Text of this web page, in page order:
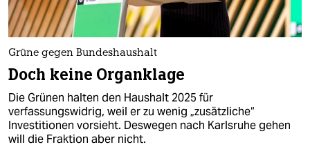
Grüne gegen Bundeshaushalt
Doch keine Organklage
Die Grünen halten den Haushalt 2025 für
verfassungswidrig, weil er zu wenig „zusätzliche“
Investitionen vorsieht. Deswegen nach Karlsruhe gehen
will die Fraktion aber nicht.